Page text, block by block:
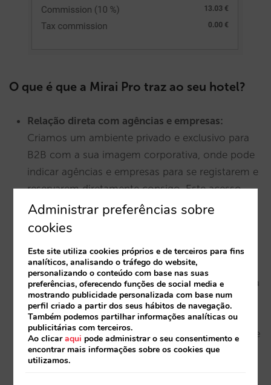
O que é que a Mirai Pro traz ao seu hotel?
Relação direta com agências e empresas:
Criamos um ambiente privado e exclusivo para
B2B com a sua imagem corporativa, onde pode
indicar agências e empresas para se registarem e
reservarem diretamente consigo. Este acesso
também o ajuda a promover a ferramenta junto
da sua equipa de vendas em diferentes feiras
Solução chave na mão:A Mirai Pro oferece uma
abordagem global das operações de vendas para
profissionais, reduzindo os processos que são
atualmente manuais e assíncronos (por telefone
ou e-mail), melhorando os tempos de resposta e
oferecendo simultaneamente uma grande
Administrar preferências sobre
cookies
Este site utiliza cookies próprios e de terceiros para fins
analíticos, analisando o tráfego do website,
personalizando o conteúdo com base nas suas
preferências, oferecendo funções de social media e
mostrando publicidade personalizada com base num
perfil criado a partir dos seus hábitos de navegação.
Também podemos partilhar informações analíticas ou
publicitárias com terceiros.
Ao clicaraqui pode administrar o seu consentimento e
encontrar mais informações sobre os cookies que
utilizamos.